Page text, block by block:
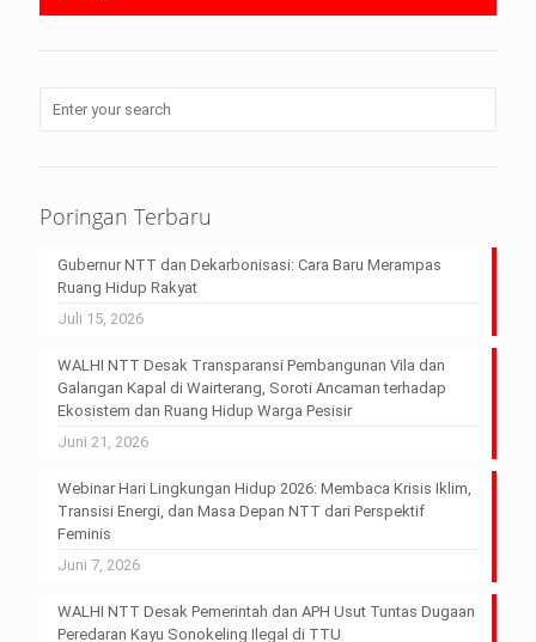
Poringan Terbaru
Gubernur NTT dan Dekarbonisasi: Cara Baru Merampas
Ruang Hidup Rakyat
Juli 15, 2026
WALHI NTT Desak Transparansi Pembangunan Vila dan
Galangan Kapal di Wairterang, Soroti Ancaman terhadap
Ekosistem dan Ruang Hidup Warga Pesisir
Juni 21, 2026
Webinar Hari Lingkungan Hidup 2026: Membaca Krisis Iklim,
Transisi Energi, dan Masa Depan NTT dari Perspektif
Feminis
Juni 7, 2026
WALHI NTT Desak Pemerintah dan APH Usut Tuntas Dugaan
Peredaran Kayu Sonokeling Ilegal di TTU